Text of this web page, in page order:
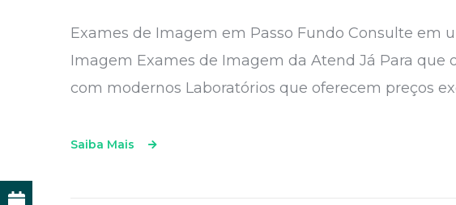
Exames de Imagem em Passo Fundo Consulte em
Imagem Exames de Imagem da Atend Já Para
com modernos Laboratórios que oferecem preços
Saiba Mais